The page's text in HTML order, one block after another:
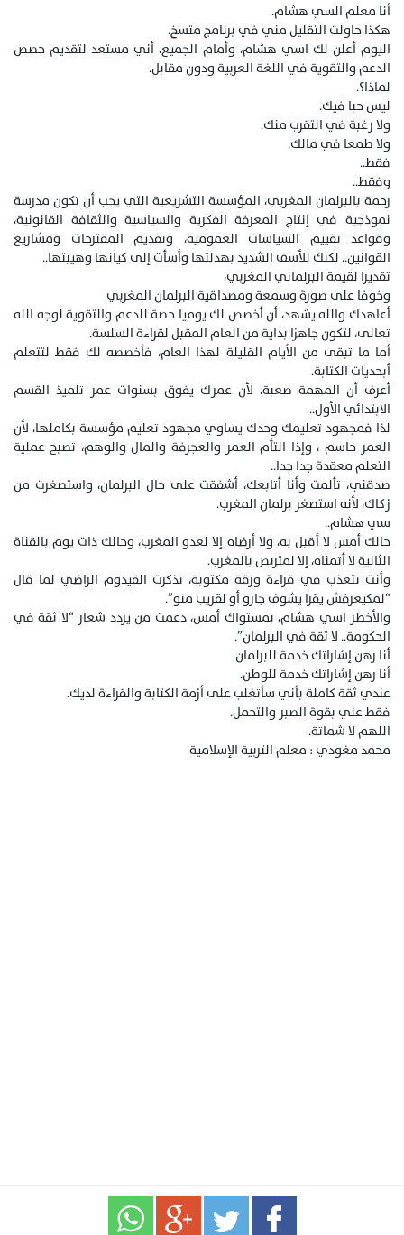
أنا معلم السي هشام.
هكذا حاولت التقليل مني في برنامج متسخ.
اليوم أعلن لك اسي هشام، وأمام الجميع، أني مستعد لتقديم حصص
الدعم والتقوية في اللغة العربية ودون مقابل.
لماذا؟.
ليس حبا فيك.
ولا رغبة في التقرب منك.
ولا طمعا في مالك.
فقط..
وفقط..
رحمة بالبرلمان المغربي، المؤسسة التشريعية التي يجب أن تكون مدرسة
نموذجية في إنتاج المعرفة الفكرية والسياسية والثقافة القانونية،
وقواعد تقييم السياسات العمومية، وتقديم المقترحات ومشاريع
القوانين.. لكنك للأسف الشديد بهدلتها وأسأت إلى كيانها وهيبتها..
تقديرا لقيمة البرلماني المغربي،
وخوفا على صورة وسمعة ومصداقية البرلمان المغربي
أعاهدك والله يشهد، أن أخصص لك يوميا حصة للدعم والتقوية لوجه الله
تعالى، لتكون جاهزا بداية من العام المقبل لقراءة السلسة.
أما ما تبقى من الأيام القليلة لهذا العام، فأخصصه لك فقط لتتعلم
أبحديات الكتابة.
أعرف أن المهمة صعبة، لأن عمرك يفوق بسنوات عمر تلميذ القسم
الابتدائي الأول..
لذا فمجهود تعليمك وحدك يساوي مجهود تعليم مؤسسة بكاملها، لأن
العمر حاسم ، وإذا التأم العمر والعجرفة والمال والوهم، تصبح عملية
التعلم معقدة جدا جدا..
صدقني، تألمت وأنا أتابعك، أشفقت على حال البرلمان، واستصغرت من
زكاك، لأنه استصغر برلمان المغرب.
سي هشام..
حالك أمس لا أقبل به، ولا أرضاه إلا لعدو المغرب، وحالك ذات يوم بالقناة
الثانية لا أتمناه، إلا لمتربص بالمغرب.
وأنت تتعذب في قراءة ورقة مكتوبة، تذكرت القيدوم الراضي لما قال
“لمكيعرفش يقرا يشوف جارو أو لقريب منو”.
والأخطر اسي هشام، بمستواك أمس، دعمت من يردد شعار “لا ثقة في
الحكومة.. لا ثقة في البرلمان”.
أنا رهن إشاراتك خدمة للبرلمان.
أنا رهن إشاراتك خدمة للوطن.
عندي ثقة كاملة بأني سأتغلب على أزمة الكتابة والقراءة لديك.
فقط علي بقوة الصبر والتحمل.
اللهم لا شماتة.
محمد مغودي : معلم التربية الإسلامية